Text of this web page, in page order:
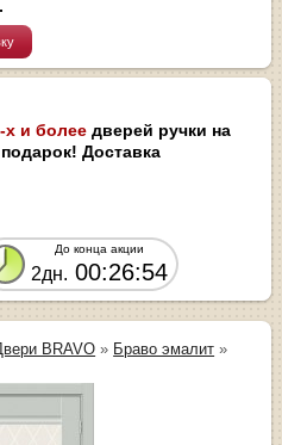
.
х и более дверей ручки на
Доставка
До конца акции
2дн. 00:26:54
BRAVO » Браво эмалит »